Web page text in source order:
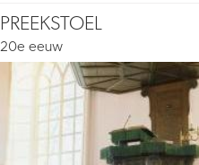
PREEKSTOEL
20e eeuw